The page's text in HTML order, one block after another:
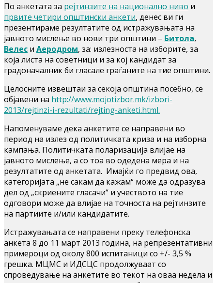
По анкетата за рејтинзите на национално ниво и
првите четири општински анкети, денес ви ги
презентираме резултатите од истражувањата на
јавното мислење во нови три општини – Битола,
Велес и Аеродром, за: излезноста на изборите, за
која листа на советници и за кој кандидат за
градоначалник би гласале граѓаните на тие општини.
Целосните извештаи за секоја општина посебно, се
објавени на http://www.mojotizbor.mk/izbori-
2013/rejtinzi-i-rezultati/rejting-anketi.html.
Напоменуваме дека анкетите се направени во
период на излез од политичката криза и на изборна
кампања. Политичката поларизација влијае на
јавното мислење, а со тоа во одедена мера и на
резултатите од анкетата. Имајќи го предвид ова,
категоријата „не сакам да кажам“ може да одразува
дел од „скриените гласачи“ и учеството на тие
одговори може да влијае на точноста на рејтинзите
на партиите и/или кандидатите.
Истражувањата се направени преку телефонска
анкета 8 до 11 март 2013 година, на репрезентативни
примероци од околу 800 испитаници со +/- 3,5 %
грешка. МЦМС и ИДСЦС продолжуваат со
спроведување на анкетите во текот на оваа недела и